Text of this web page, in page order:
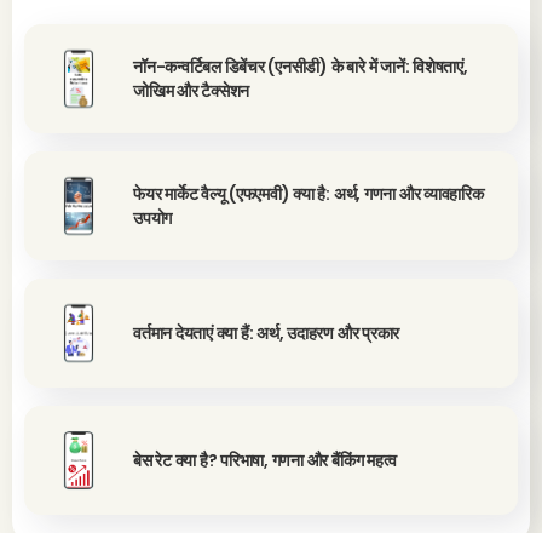
नॉन-कन्वर्टिबल डिबेंचर (एनसीडी) के बारे में जानें: विशेषताएं,
जोखिम और टैक्सेशन
फेयर मार्केट वैल्यू (एफएमवी) क्या है: अर्थ, गणना और व्यावहारिक
उपयोग
वर्तमान देयताएं क्या हैं: अर्थ, उदाहरण और प्रकार
बेस रेट क्या है? परिभाषा, गणना और बैंकिंग महत्व